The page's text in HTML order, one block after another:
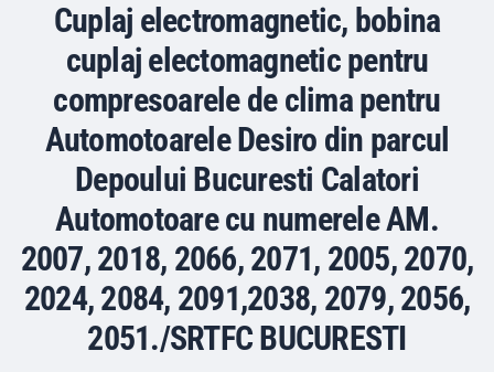
Cuplaj electromagnetic, bobina
cuplaj electomagnetic pentru
compresoarele de clima pentru
Automotoarele Desiro din parcul
Depoului Bucuresti Calatori
Automotoare cu numerele AM.
2007, 2018, 2066, 2071, 2005, 2070,
2024, 2084, 2091,2038, 2079, 2056,
2051./SRTFC BUCURESTI